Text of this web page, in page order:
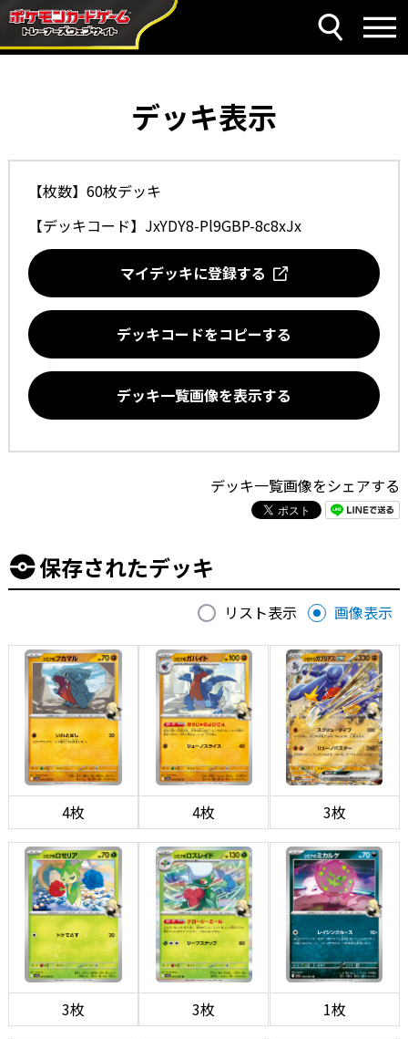
デッキ表示
【枚数】60枚デッキ
【デッキコード】 JxYDY8-Pl9GBP-8c8xJx
マイデッキに登録する
デッキコードをコピーする
デッキ一覧画像を表示する
デッキ一覧画像をシェアする
保存されたデッキ
リスト表示 画像表示
4枚 4枚 3枚
3枚 3枚 1枚